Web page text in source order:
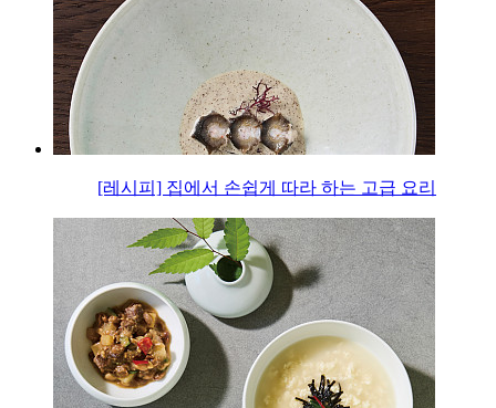
[레시피] 집에서 손쉽게 따라 하는 고급 요리